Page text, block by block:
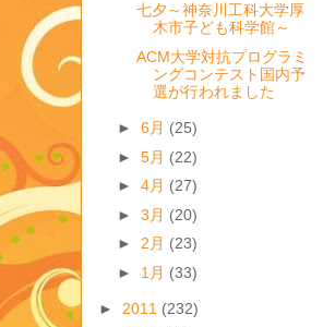
七夕～神奈川工科大学厚
木市子ども科学館～
ACM大学対抗プログラミ
ングコンテスト国内予
選が行われました
► 6月 (25)
► 5月 (22)
► 4月 (27)
► 3月 (20)
► 2月 (23)
► 1月 (33)
► 2011 (232)